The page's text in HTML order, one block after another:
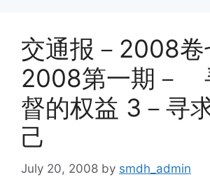
交通报－2008卷
2008第一期－
督的权益 3－寻
己
July 20, 2008 by smdh_admin